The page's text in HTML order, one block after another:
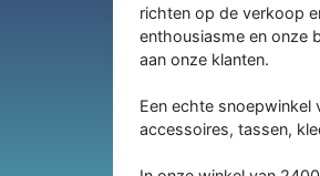
richten op de verkoop
enthousiasme en onze
aan onze klanten.
Een echte snoepwinkel
accessoires, tassen,